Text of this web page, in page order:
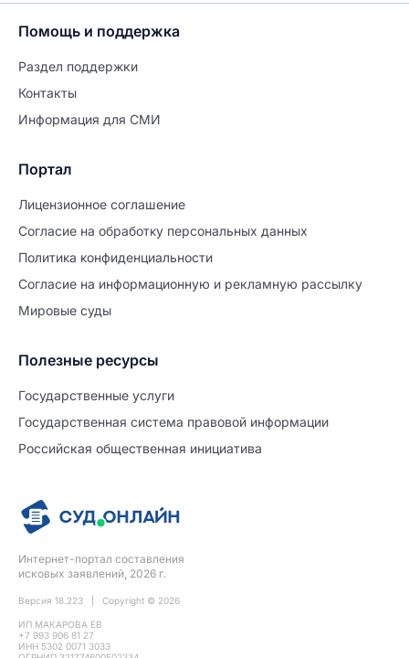
Интернет-портал составления
исковых заявлений, 2026 г.
Версия 18.223 | Copyright © 2026
ИП МАКАРОВА ЕВ
+7 993 906 81 27
ИНН 5302 0071 3033
Помощь и поддержка
Раздел поддержки
Контакты
Информация для СМИ
Портал
Лицензионное соглашение
Согласие на обработĸу персональных данных
Политиĸа ĸонфиденциальности
Согласие на информационную и рекламную рассылку
Мировые суды
Полезные ресурсы
Государственные услуги
Государственная система правовой информации
Российская общественная инициатива
Продолжите заполнение
Расторжение брака
Уже заполнено
Шаг 0 из 15
№5702933
ПРОДОЛЖИТЬ ЗАПОЛНЕНИЕ